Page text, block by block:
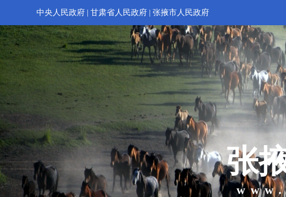
中央人民政府 | 甘肃省人民政府 | 张掖市人民政府
张